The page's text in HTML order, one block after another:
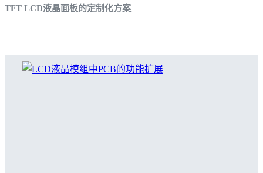
TFT LCD液晶面板的定制化方案